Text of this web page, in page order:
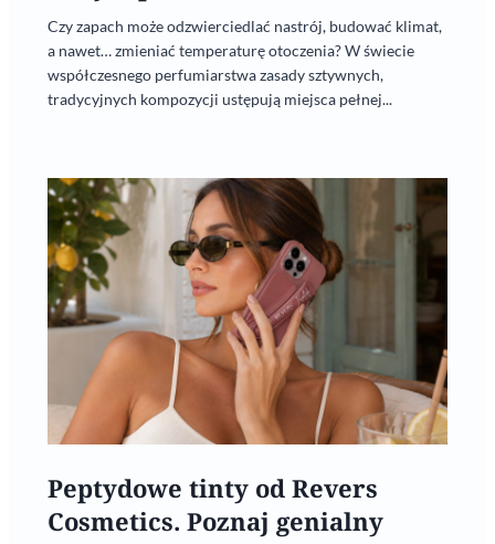
Czy zapach może odzwierciedlać nastrój, budować klimat,
a nawet… zmieniać temperaturę otoczenia? W świecie
współczesnego perfumiarstwa zasady sztywnych,
tradycyjnych kompozycji ustępują miejsca pełnej...
Peptydowe tinty od Revers
Cosmetics. Poznaj genialny